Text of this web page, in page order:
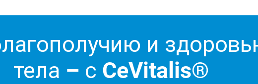
и
тела – с CeVitalis®